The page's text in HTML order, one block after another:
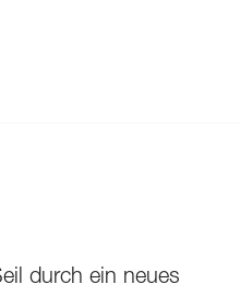
durch ein neues